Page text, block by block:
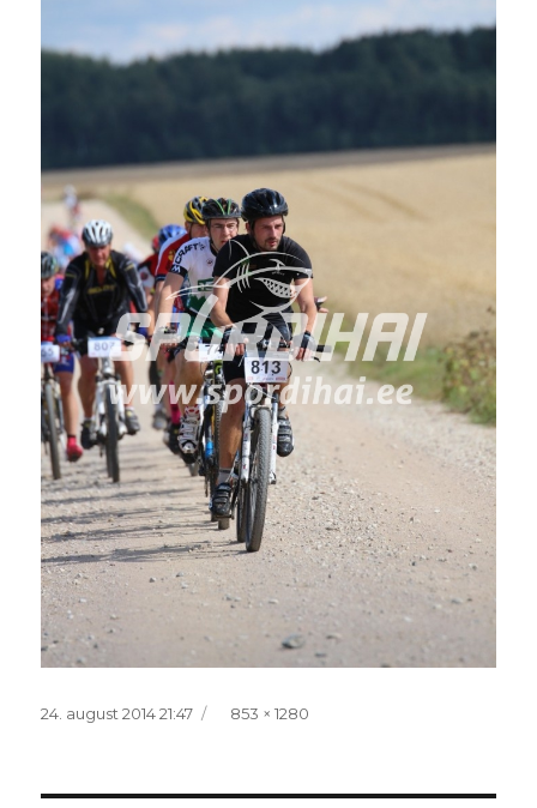
Postitatud
24. august 2014 21:47 Täissuurus
853 × 1280